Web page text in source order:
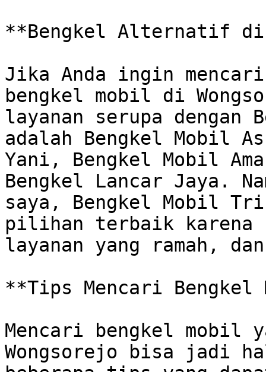
**Bengkel Alternatif di
Jika Anda ingin
bengkel mobil di
layanan serupa dengan
adalah Bengkel Mobil
Yani, Bengkel Mobil
Bengkel Lancar Jaya.
saya, Bengkel Mobil
pilihan terbaik karena
layanan yang ramah,
**Tips Mencari
Mencari bengkel mobil
Wongsorejo bisa jadi